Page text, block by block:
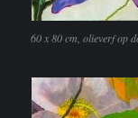
60 x 80 cm, olieverf op